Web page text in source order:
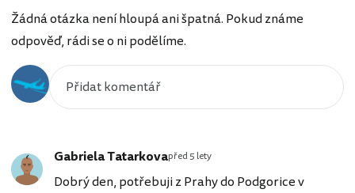
Žádná otázka není hloupá ani špatná. Pokud známe
odpověď, rádi se o ni podělíme.
Gabriela Tatarkovapřed 5 lety
Dobrý den, potřebuji z Prahy do Podgorice v